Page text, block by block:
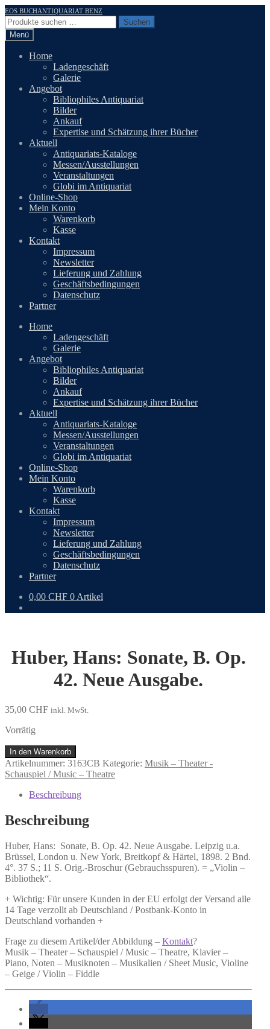
Zur
Navigation
springen
Zum
Inhalt
springen
EOS BUCHANTIQUARIAT BENZ
Suchen
nach:
Suchen
Menü
Home
Ladengeschäft
Galerie
Angebot
Bibliophiles Antiquariat
Bilder
Ankauf
Expertise und Schätzung ihrer Bücher
Aktuell
Antiquariats-Kataloge
Messen/Ausstellungen
Veranstaltungen
Globi im Antiquariat
Online-Shop
Mein Konto
Warenkorb
Kasse
Kontakt
Impressum
Newsletter
Lieferung und Zahlung
Geschäftsbedingungen
Datenschutz
Partner
Home
Ladengeschäft
Galerie
Angebot
Bibliophiles Antiquariat
Bilder
Ankauf
Expertise und Schätzung ihrer Bücher
Aktuell
Antiquariats-Kataloge
Messen/Ausstellungen
Veranstaltungen
Globi im Antiquariat
Online-Shop
Mein Konto
Warenkorb
Kasse
Kontakt
Impressum
Newsletter
Lieferung und Zahlung
Geschäftsbedingungen
Datenschutz
Partner
0,00 CHF 0 Artikel
Huber, Hans: Sonate, B. Op.
42. Neue Ausgabe.
35,00 CHF inkl. MwSt.
Vorrätig
Huber,
Hans:
Sonate,
Neue
Ausgabe.
In den Warenkorb
Artikelnummer: 3163CB Kategorie: Musik – Theater -
Schauspiel / Music – Theatre
Beschreibung
Beschreibung
Huber, Hans: Sonate, B. Op. 42. Neue Ausgabe. Leipzig u.a.
Brüssel, London u. New York, Breitkopf & Härtel, 1898. 2 Bnd.
4°. 37 S.; 11 S. Orig.-Broschur (Gebrauchsspuren). = „Violin –
Bibliothek“.
+ Wichtig: Für unsere Kunden in der EU erfolgt der Versand alle
14 Tage verzollt ab Deutschland / Postbank-Konto in
Deutschland vorhanden +
Frage zu diesem Artikel/der Abbildung – Kontakt?
Musik – Theater – Schauspiel / Music – Theatre, Klavier –
Piano, Noten – Musiknoten – Musikalien / Sheet Music, Violine
– Geige / Violin – Fiddle